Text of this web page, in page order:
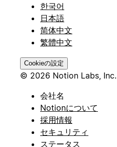
한국어
日本語
简体中文
繁體中文
Cookieの設定
© 2026 Notion Labs, Inc.
会社名
Notionについて
採用情報
セキュリティ
ステータス